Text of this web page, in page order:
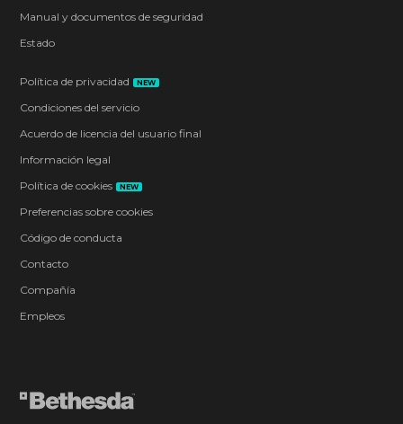
Manual y documentos de seguridad
Estado
Política de privacidad NEW
Condiciones del servicio
Acuerdo de licencia del usuario final
Información legal
Política de cookies
NEW
Preferencias sobre cookies
Código de conducta
Contacto
Compañía
Empleos